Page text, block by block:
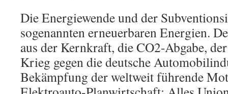
Die Energiewende und der
sogenannten erneuerbaren Energien.
aus der Kernkraft, die CO2-Abgabe,
Krieg gegen die deutsche
Bekämpfung der weltweit führende